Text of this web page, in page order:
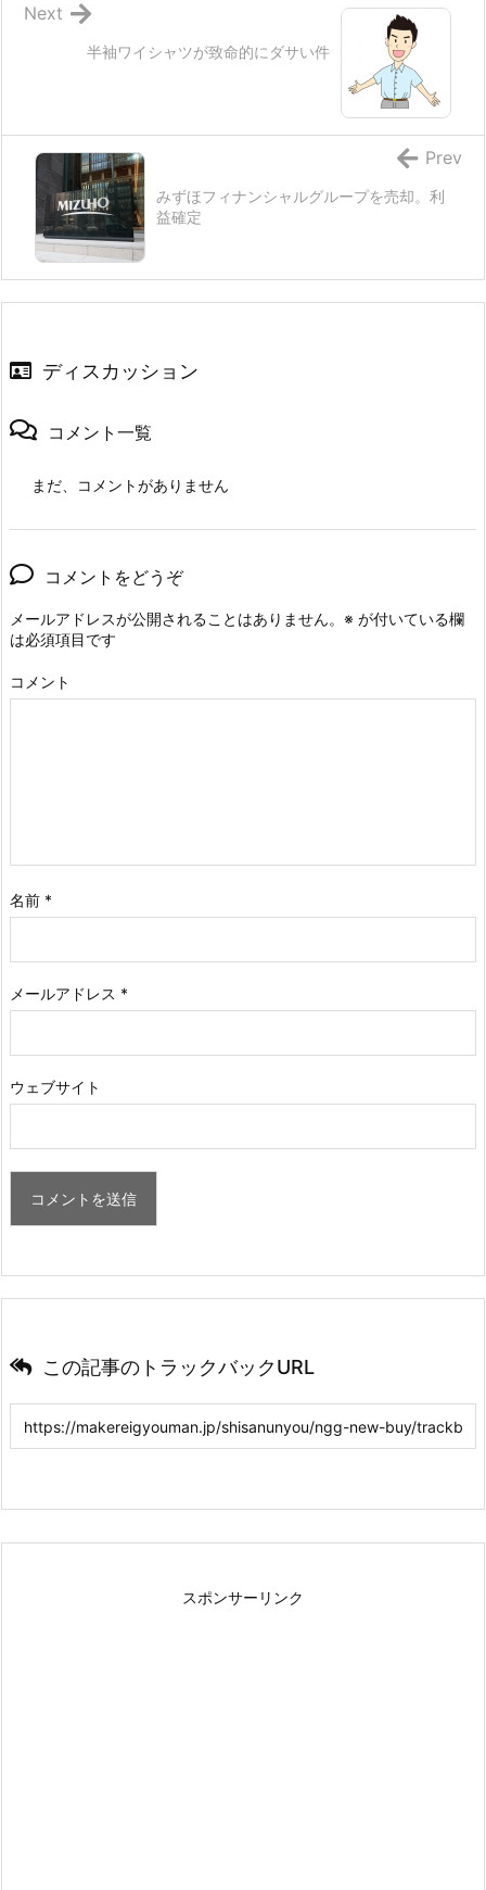
半袖ワイシャツが致命的にダサい件
Next
みずほフィナンシャルグループを売却。利
益確定
Prev
ディスカッション
コメント一覧
まだ、コメントがありません
コメントをどうぞ
メールアドレスが公開されることはありません。 ※ が付いている欄
は必須項目です
コメント
名前 *
メールアドレス *
ウェブサイト
この記事のトラックバックURL
スポンサーリンク